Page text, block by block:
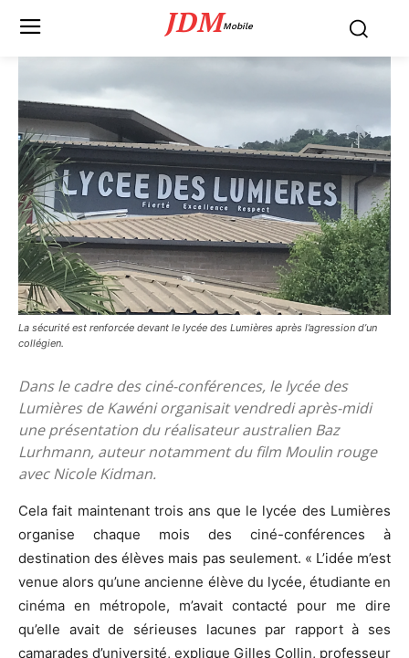
JDMMobile
La sécurité est renforcée devant le lycée des Lumières après l’agression d’un
collégien.
Dans le cadre des ciné-conférences, le lycée des
Lumières de Kawéni organisait vendredi après-midi
une présentation du réalisateur australien Baz
Lurhmann, auteur notamment du film Moulin rouge
avec Nicole Kidman.
Cela fait maintenant trois ans que le lycée des Lumières
organise chaque mois des ciné-conférences à
destination des élèves mais pas seulement. « L’idée m’est
venue alors qu’une ancienne élève du lycée, étudiante en
cinéma en métropole, m’avait contacté pour me dire
qu’elle avait de sérieuses lacunes par rapport à ses
camarades d’université, explique Gilles Collin, professeur